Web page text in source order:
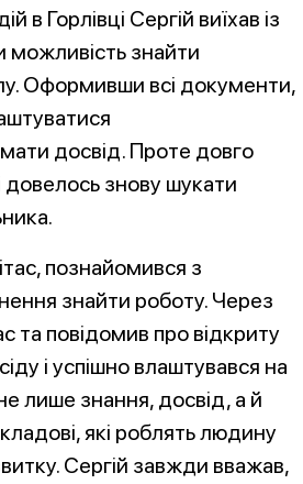
Горлівці Сергій виїхав із
можливість знайти
Оформивши всі документи,
досвід. Проте довго
довелось знову шукати
познайомився з
знайти роботу. Через
та повідомив про відкриту
і успішно влаштувався на
лише знання, досвід, а й
які роблять людину
Сергій завжди вважав,